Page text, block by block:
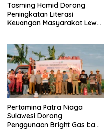
Tasming Hamid Dorong
Peningkatan Literasi
Keuangan Masyarakat Lewat
Pertamina Patra Niaga
Sulawesi Dorong
Penggunaan Bright Gas bagi